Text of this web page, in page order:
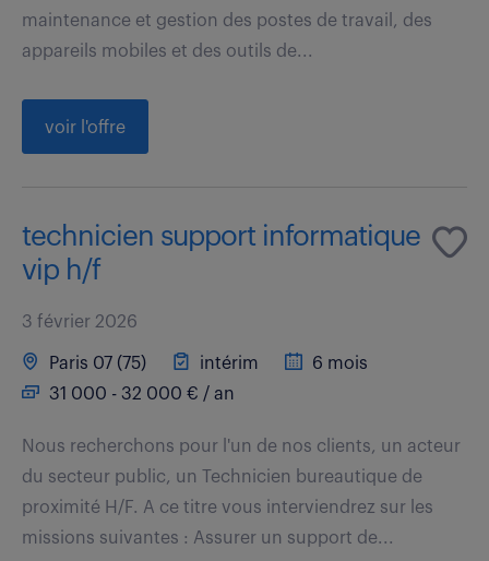
maintenance et gestion des postes de travail, des
appareils mobiles et des outils de...
voir l'offre
technicien support informatique
vip h/f
3 février 2026
Paris 07 (75) intérim
6 mois
31 000 - 32 000 € / an
Nous recherchons pour l'un de nos clients, un acteur
du secteur public, un Technicien bureautique de
proximité H/F. A ce titre vous interviendrez sur les
missions suivantes : Assurer un support de...